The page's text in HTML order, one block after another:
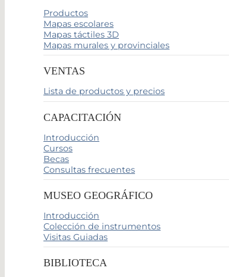
Productos
Mapas escolares
Mapas táctiles 3D
Mapas murales y provinciales
VENTAS
Lista de productos y precios
CAPACITACIÓN
Introducción
Cursos
Becas
Consultas frecuentes
MUSEO GEOGRÁFICO
Introducción
Colección de instrumentos
Visitas Guiadas
BIBLIOTECA